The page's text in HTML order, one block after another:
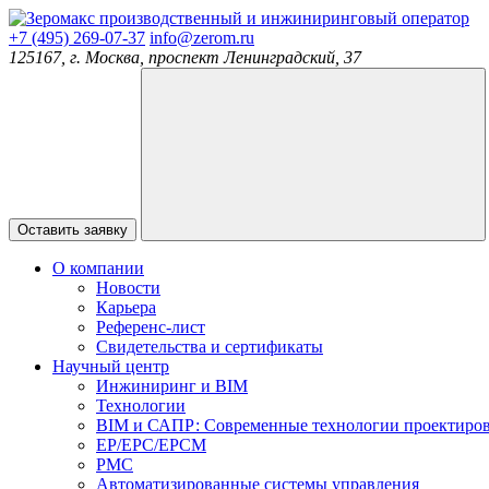
производственный и инжиниринговый оператор
+7 (495) 269-07-37 info@zerom.ru
125167, г. Москва, проспект Ленинградский, 37
Оставить заявку
О компании
Новости
Карьера
Референс-лист
Свидетельства и сертификаты
Научный центр
Инжиниринг и BIM
Технологии
BIM и САПР: Современные технологии
EP/EPC/EPCM
PMC
Автоматизированные системы управления